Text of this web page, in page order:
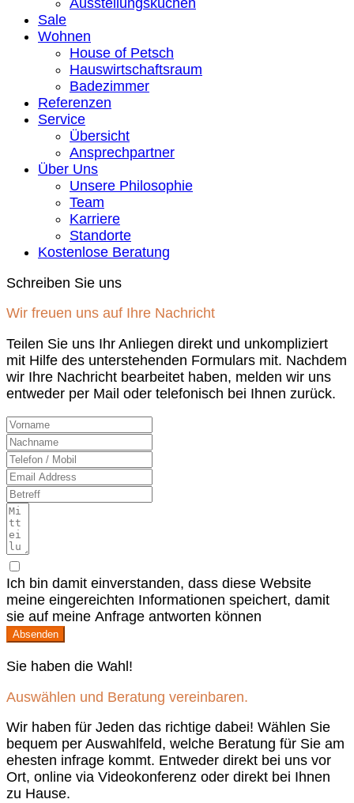
Ausstellungsküchen
Sale
Wohnen
House of Petsch
Hauswirtschaftsraum
Badezimmer
Referenzen
Service
Übersicht
Ansprechpartner
Über Uns
Unsere Philosophie
Team
Karriere
Standorte
Kostenlose Beratung
Schreiben Sie uns
Wir freuen uns auf Ihre Nachricht
Teilen Sie uns Ihr Anliegen direkt und unkompliziert
mit Hilfe des unterstehenden Formulars mit. Nachdem
wir Ihre Nachricht bearbeitet haben, melden wir uns
entweder per Mail oder telefonisch bei Ihnen zurück.
Ich bin damit einverstanden, dass diese Website
meine eingereichten Informationen speichert, damit
sie auf meine Anfrage antworten können
Absenden
Sie haben die Wahl!
Auswählen und Beratung vereinbaren.
Wir haben für Jeden das richtige dabei! Wählen Sie
bequem per Auswahlfeld, welche Beratung für Sie am
ehesten infrage kommt. Entweder direkt bei uns vor
Ort, online via Videokonferenz oder direkt bei Ihnen
zu Hause.